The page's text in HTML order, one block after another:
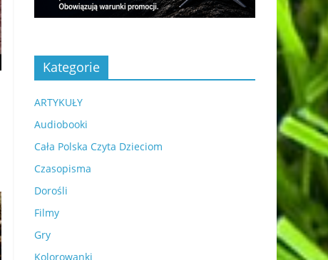
Kategorie
ARTYKUŁY
Audiobooki
Cała Polska Czyta Dzieciom
Czasopisma
Dorośli
Filmy
Gry
Kolorowanki